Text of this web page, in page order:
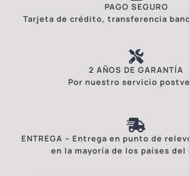
PAGO SEGURO
Tarjeta de crédito, transferencia
2 AÑOS DE GARANTÍA
Por nuestro servicio
ENTREGA – Entrega en punto de
en la mayoría de los países del